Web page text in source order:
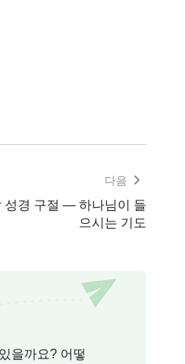
론 여전히 땅에서 살
다는 것은 인류가 또
있게 되는데, 그것은
이자 유사 이래 사람
과이고, 인류가 가장
늘에 계신 내 아버지
다음
성경 구절 — 하나님이 들
으시는 기도
을까요? 어떻